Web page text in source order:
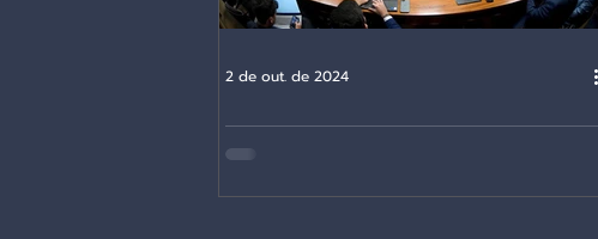
Reforma tributária contra os serviços, e a
esperança no Senado
2 de out. de 2024